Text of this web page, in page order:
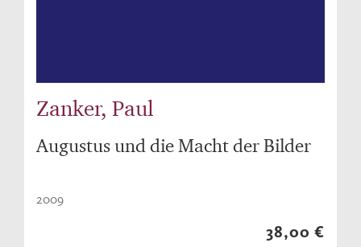
Zanker, Paul
Augustus und die Macht der Bilder
2009
38,00 €